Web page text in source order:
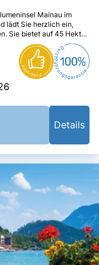
Mainau im
lädt Sie herzlich ein,
Sie bietet auf 45 Hektar
dabei immer wieder mit
Details